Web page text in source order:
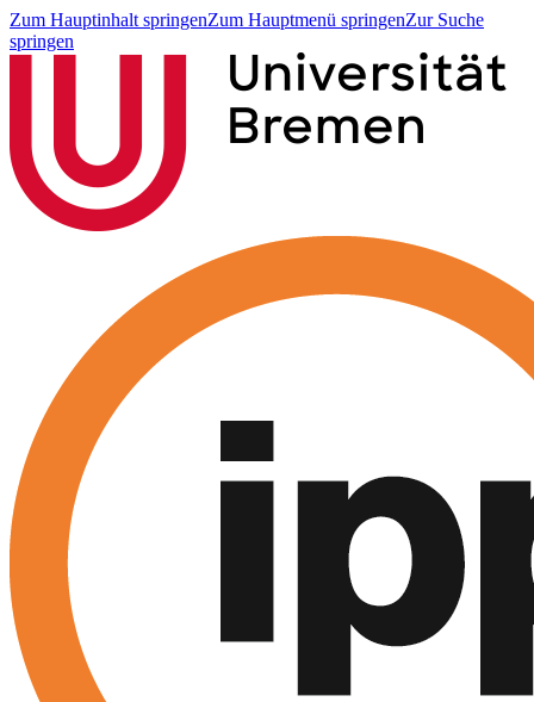
Zum Hauptinhalt springenZum Hauptmenü springenZur Suche
springen